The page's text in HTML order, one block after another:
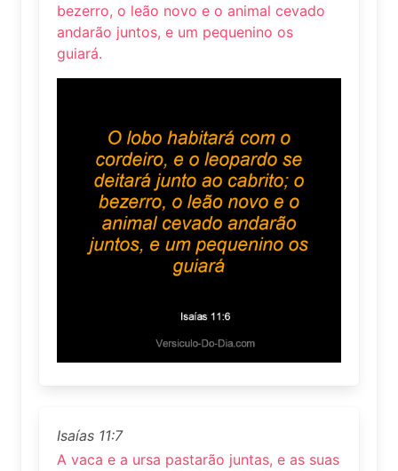
bezerro, o leão novo e o animal cevado
andarão juntos, e um pequenino os
guiará.
Isaías 11:7
A vaca e a ursa pastarão juntas, e as suas